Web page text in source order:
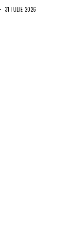
31 IULIE 2026